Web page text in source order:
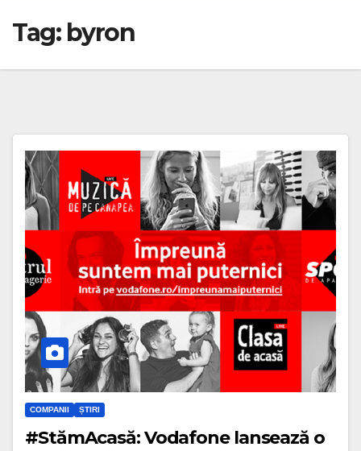
Tag: byron
COMPANII ȘTIRI
#StămAcasă: Vodafone lansează o